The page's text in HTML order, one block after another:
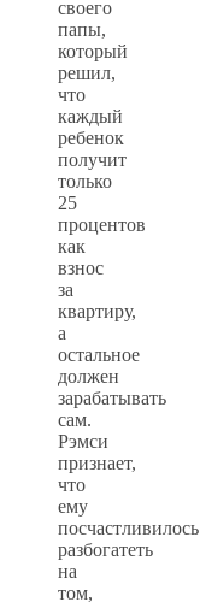
своего
папы,
который
решил,
что
каждый
ребенок
получит
только
25
процентов
как
взнос
за
квартиру,
а
остальное
должен
зарабатывать
сам.
Рэмси
признает,
что
ему
посчастливилось
разбогатеть
на
том,